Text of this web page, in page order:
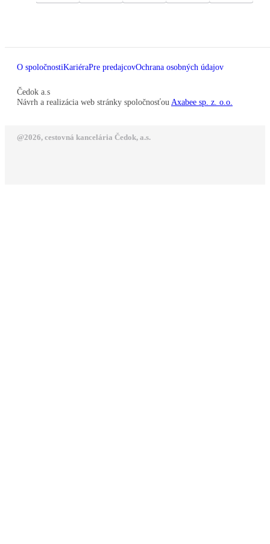
O spoločnostiKariéraPre predajcovOchrana osobných údajov
Čedok a.s
Návrh a realizácia web stránky spoločnosťou Axabee sp. z. o.o.
@2026, cestovná kancelária Čedok, a.s.